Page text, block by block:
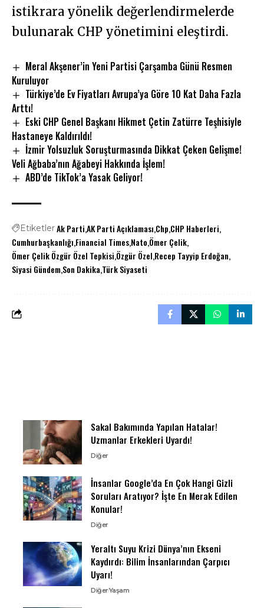
istikrara yönelik değerlendirmelerde
bulunarak CHP yönetimini eleştirdi.
Meral Akşener’in Yeni Partisi Çarşamba Günü Resmen
Kuruluyor
Türkiye’de Ev Fiyatları Avrupa’ya Göre 10 Kat Daha Fazla
Arttı!
Eski CHP Genel Başkanı Hikmet Çetin Zatürre Teşhisiyle
Hastaneye Kaldırıldı!
İzmir Yolsuzluk Soruşturmasında Dikkat Çeken Gelişme!
Veli Ağbaba’nın Ağabeyi Hakkında İşlem!
ABD’de TikTok’a Yasak Geliyor!
EtiketlerAk PartiAK Parti Açıklaması Chp CHP Haberleri
Cumhurbaşkanlığı Financial TimesNato Ömer Çelik
Ömer Çelik Özgür Özel Tepkisi Özgür Özel Recep Tayyip Erdoğan
Siyasi GündemSon Dakika Türk Siyaseti
Sakal Bakımında Yapılan Hatalar!
Uzmanlar Erkekleri Uyardı!
Diğer
İnsanlar Google’da En Çok Hangi Gizli
Soruları Aratıyor? İşte En Merak Edilen
Konular!
Diğer
Yeraltı Suyu Krizi Dünya’nın Ekseni
Kaydırdı: Bilim İnsanlarından Çarpıcı
Uyarı!
DiğerYaşam